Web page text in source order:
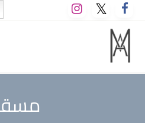
التخطي
إلى
المحتوى
M A hotels | إم ايه هوتيلز
الموقع الأول للعاملين في